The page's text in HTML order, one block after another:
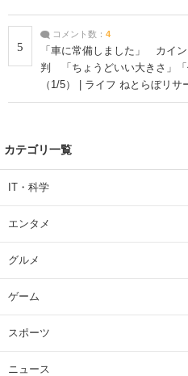
5
コメント数： 4
「車に常備しました」 カイ
判 「ちょうどいい大きさ」「
（1/5） | ライフ ねとらぼリサ
カテゴリ一覧
IT・科学
エンタメ
グルメ
ゲーム
スポーツ
ニュース